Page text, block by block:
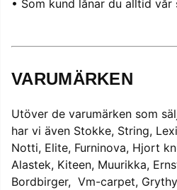
• Som kund lånar du alltid vår
VARUMÄRKEN
Utöver de varumärken som
har vi även Stokke, String,
Notti, Elite, Furninova, Hjort
Alastek, Kiteen, Muurikka,
Bordbirger, Vm-carpet,